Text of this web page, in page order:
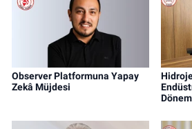
Observer Platformuna Yapay
Zekâ Müjdesi
Dönem